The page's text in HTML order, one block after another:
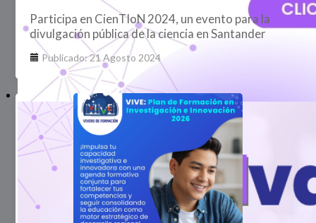
Participa en CienTIoN 2024, un evento para la
divulgación pública de la ciencia en Santander
Publicado: 21 Agosto 2024